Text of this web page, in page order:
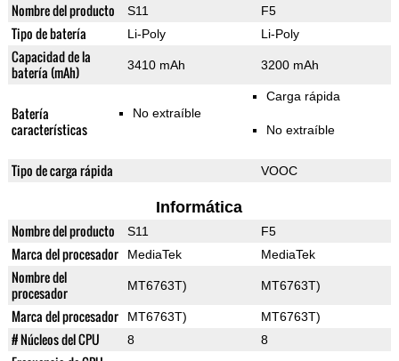
Nombre del producto S11 F5
Tipo de batería Li-Poly Li-Poly
Capacidad de la
batería (mAh)
3410 mAh 3200 mAh
Batería
características
No extraíble
Carga rápida
No extraíble
Tipo de carga rápida VOOC
Informática
Nombre del producto S11 F5
Marca del procesador MediaTek MediaTek
Nombre del
procesador
MT6763T) MT6763T)
Marca del procesador MT6763T) MT6763T)
# Núcleos del CPU 8 8